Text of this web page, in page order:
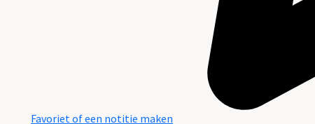
Favoriet of een notitie maken